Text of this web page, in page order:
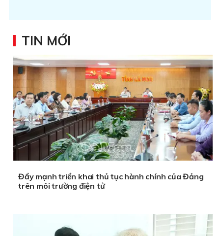
TIN MỚI
Đẩy mạnh triển khai thủ tục hành chính của Đảng
trên môi trường điện tử